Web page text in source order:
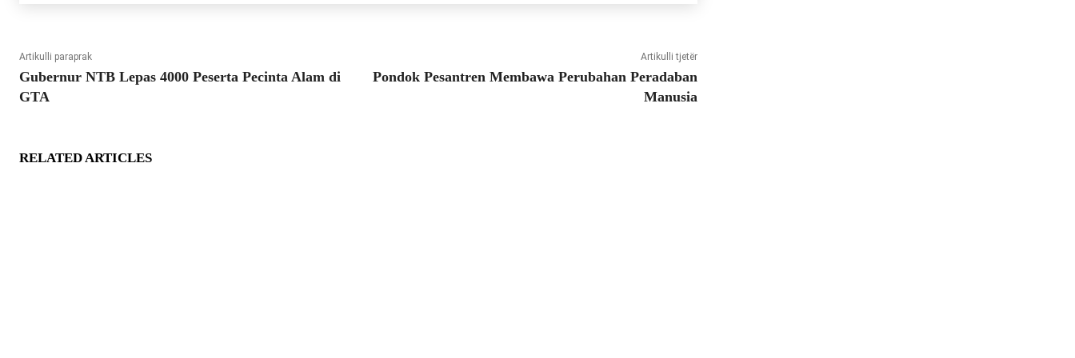
Artikulli paraprak
Gubernur NTB Lepas 4000 Peserta Pecinta Alam di
GTA
Artikulli tjetër
Pondok Pesantren Membawa Perubahan Peradaban
Manusia
RELATED ARTICLES